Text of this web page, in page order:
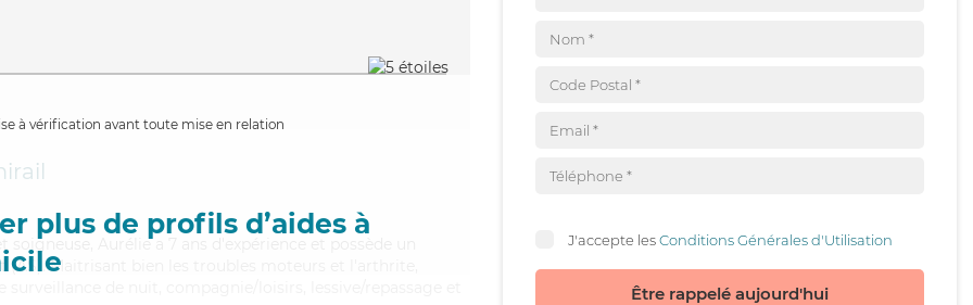
à vérification avant toute mise en relation
plus de profils d’aides à
soigneuse, Aurélie a 7 ans d'expérience et possède un
(AS). Maitrisant bien les troubles moteurs et l'arthrite,
J'accepte lesConditions Générales d'Utilisation
Être rappelé aujourd'hui